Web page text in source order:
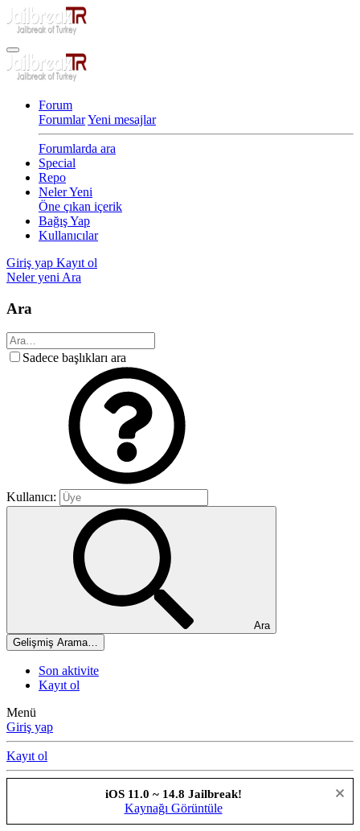
Forum
ForumlarYeni mesajlar
Forumlarda ara
Special
Repo
Neler Yeni
Öne çıkan içerik
Bağış Yap
Kullanıcılar
Giriş yap Kayıt ol
Neler yeni Ara
Ara
Sadece başlıkları ara
Kullanıcı:
Ara
Gelişmiş Arama…
Son aktivite
Kayıt ol
Menü
Giriş yap
Kayıt ol
iOS 11.0 ~ 14.8 Jailbreak!
Kaynağı Görüntüle